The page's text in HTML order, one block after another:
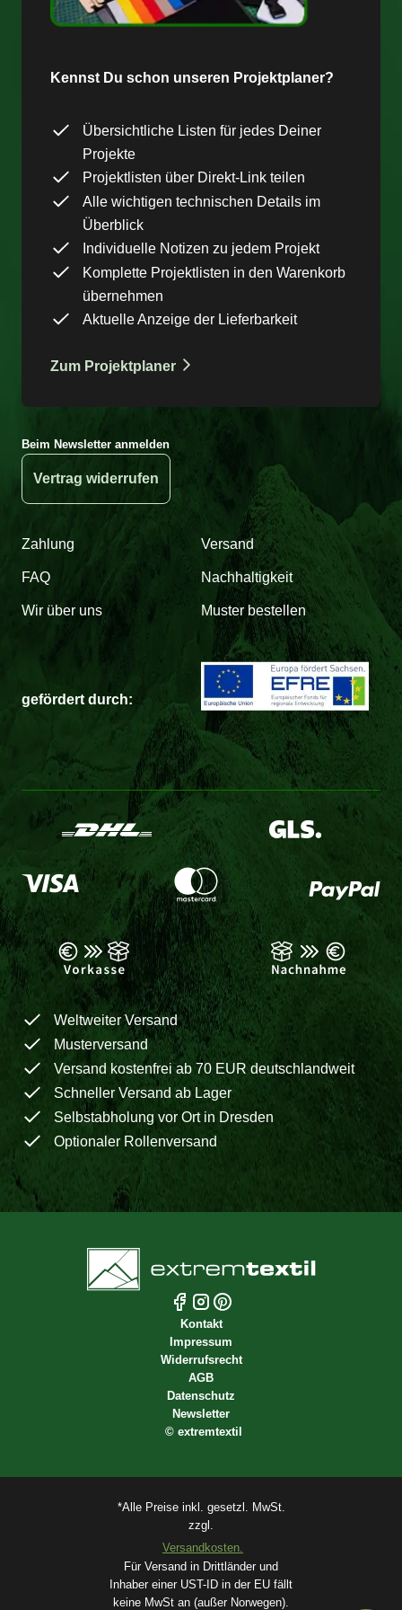
Kennst Du schon unseren Projektplaner?
Übersichtliche Listen für jedes Deiner
Projekte
Projektlisten über Direkt-Link teilen
Alle wichtigen technischen Details im
Überblick
Individuelle Notizen zu jedem Projekt
Komplette Projektlisten in den Warenkorb
übernehmen
Aktuelle Anzeige der Lieferbarkeit
Zum Projektplaner
Beim Newsletter anmelden
Vertrag widerrufen
Zahlung Versand
FAQ Nachhaltigkeit
Wir über uns Muster bestellen
gefördert durch:
Weltweiter Versand
Musterversand
Versand kostenfrei ab 70 EUR deutschlandweit
Schneller Versand ab Lager
Selbstabholung vor Ort in Dresden
Optionaler Rollenversand
Kontakt
Impressum
Widerrufsrecht
AGB
Datenschutz
Newsletter
© extremtextil
*Alle Preise inkl. gesetzl. MwSt.
zzgl.
Versandkosten.
Für Versand in Drittländer und
Inhaber einer UST-ID in der EU fällt
keine MwSt an (außer Norwegen).